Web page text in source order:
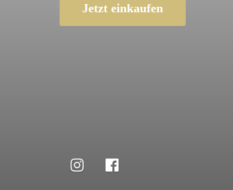
Jetzt einkaufen